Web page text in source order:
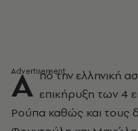
Α πό την ελληνική
επικήρυξη των 4
Ρούπα καθώς και τους